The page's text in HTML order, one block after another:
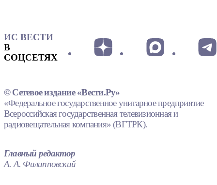
ИС ВЕСТИ
В
СОЦСЕТЯХ
© Сетевое издание «Вести.Ру»
«Федеральное государственное унитарное предприятие
Всероссийская государственная телевизионная и
радиовещательная компания» (ВГТРК).
Главный редактор
А. А. Филипповский